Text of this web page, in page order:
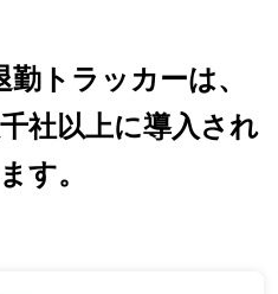
トラッカーは、
社以上に導入され
す。